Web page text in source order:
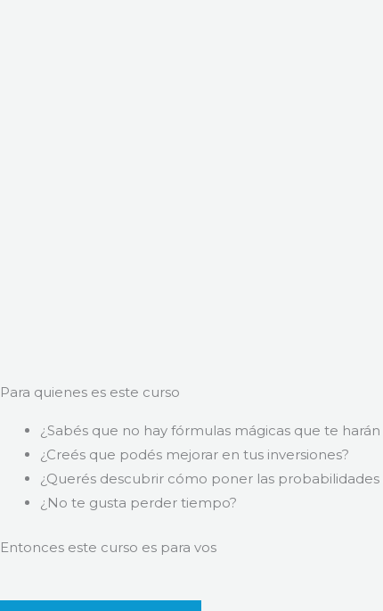
Para quienes es este curso
¿Sabés que no hay fórmulas mágicas que te
¿Creés que podés mejorar en tus inversiones?
¿Querés descubrir cómo poner las probabilidades
¿No te gusta perder tiempo?
Entonces este curso es para vos